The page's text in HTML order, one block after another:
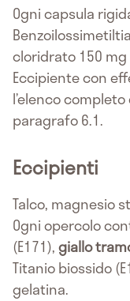
Ogni capsula
cloridrato 150
Eccipiente con
l’elenco
paragrafo 6.1.
Eccipienti
Talco, magnesio
Ogni opercolo
(E171),giallo
Titanio biossido
gelatina.